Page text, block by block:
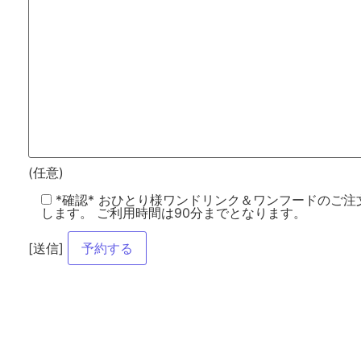
(任意)
*確認* おひとり様ワンドリンク＆ワンフードのご注
します。 ご利用時間は90分までとなります。
[送信]